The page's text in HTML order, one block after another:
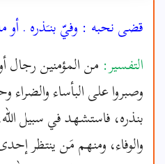
قضى نحبه : وفيّ بنـَذره . أو
التفسير: من المؤمنين رجال
وصبروا على البأساء
بنذره، فاستشهد في سبيل
والوفاء، ومنهم مَن ينتظر